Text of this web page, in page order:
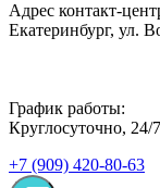
Адрес контакт-
Екатеринбург, ул.
График работы:
Круглосуточно, 24/7
+7 (909) 420-80-63